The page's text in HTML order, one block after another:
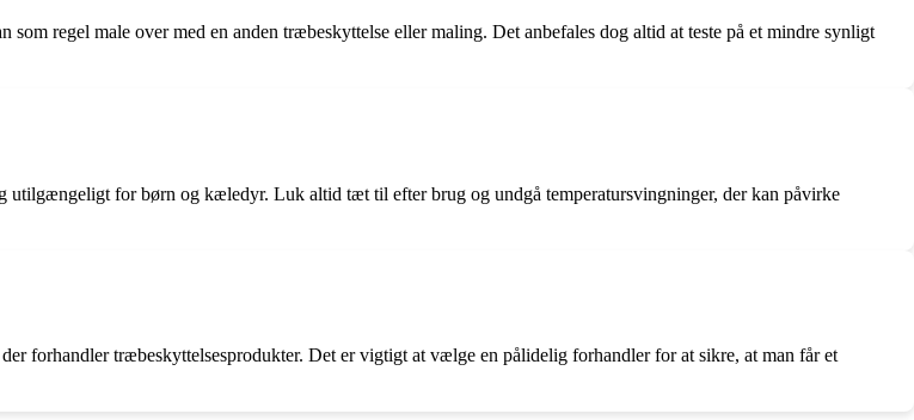
regel male over med en anden træbeskyttelse eller maling. Det anbefales dog altid at teste på et mindre synligt
for børn og kæledyr. Luk altid tæt til efter brug og undgå temperatursvingninger, der kan påvirke
forhandler træbeskyttelsesprodukter. Det er vigtigt at vælge en pålidelig forhandler for at sikre, at man får et